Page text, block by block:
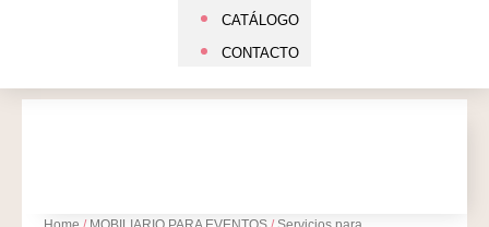
CATÁLOGO
CONTACTO